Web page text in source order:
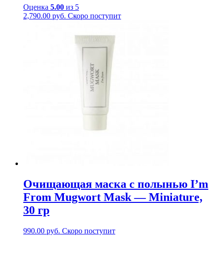
Оценка 5.00 из 5
2,790.00 руб. Скоро поступит
Очищающая маска с полынью I’m
From Mugwort Mask — Miniature,
30 гр
990.00 руб. Скоро поступит